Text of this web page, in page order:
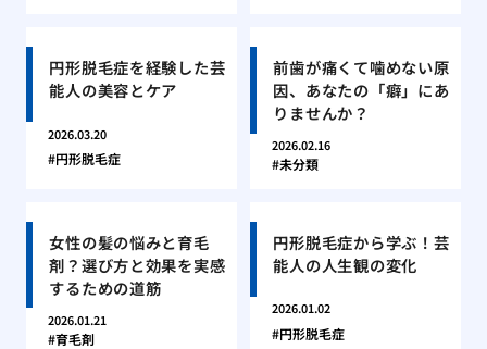
円形脱毛症を経験した芸
能人の美容とケア
2026.03.20
円形脱毛症
前歯が痛くて噛めない原
因、あなたの「癖」にあ
りませんか？
2026.02.16
未分類
女性の髪の悩みと育毛
剤？選び方と効果を実感
するための道筋
2026.01.21
育毛剤
円形脱毛症から学ぶ！芸
能人の人生観の変化
2026.01.02
円形脱毛症